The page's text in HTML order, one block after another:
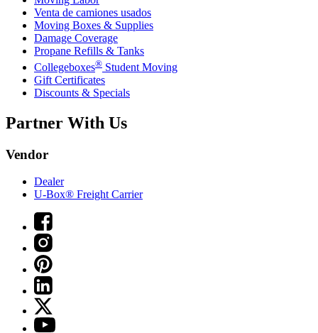
Venta de camiones usados
Moving Boxes & Supplies
Damage Coverage
Propane Refills & Tanks
Collegeboxes® Student Moving
Gift Certificates
Discounts & Specials
Partner With Us
Vendor
Dealer
U-Box® Freight Carrier